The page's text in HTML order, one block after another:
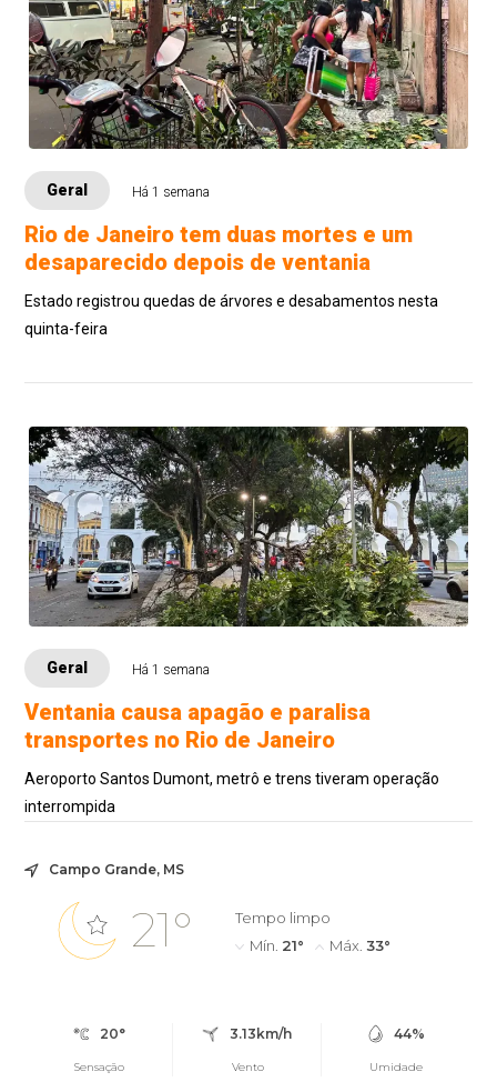
Geral Há 1 semana
Rio de Janeiro tem duas mortes e um
desaparecido depois de ventania
Estado registrou quedas de árvores e desabamentos nesta
quinta-feira
Geral Há 1 semana
Ventania causa apagão e paralisa
transportes no Rio de Janeiro
Aeroporto Santos Dumont, metrô e trens tiveram operação
interrompida
Campo Grande, MS
21°
Tempo limpo
Mín. 21° Máx. 33°
20°
Sensação
3.13km/h
Vento
44%
Umidade